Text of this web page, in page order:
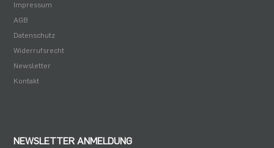
Impressum
AGB
Datenschutz
Widerrufsrecht
Newsletter
Kontakt
NEWSLETTER ANMELDUNG